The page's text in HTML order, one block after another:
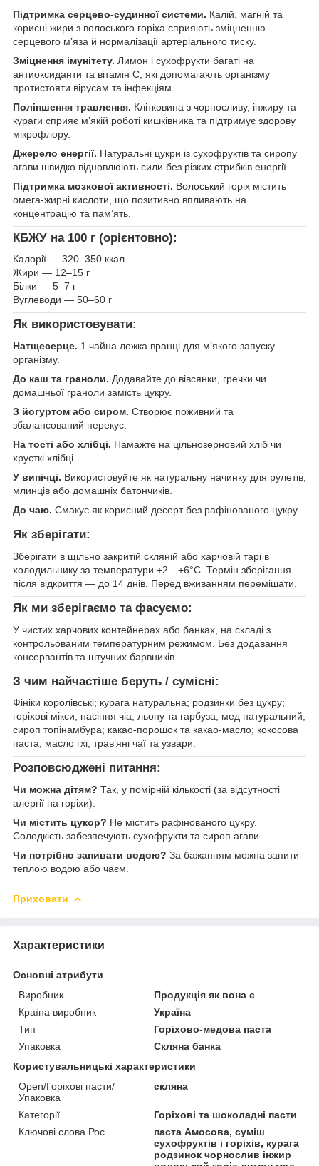
Підтримка серцево-судинної системи. Калій, магній та
корисні жири з волоського горіха сприяють зміцненню
серцевого м’яза й нормалізації артеріального тиску.
Зміцнення імунітету. Лимон і сухофрукти багаті на
антиоксиданти та вітамін С, які допомагають організму
протистояти вірусам та інфекціям.
Поліпшення травлення. Клітковина з чорносливу, інжиру та
кураги сприяє м’якій роботі кишківника та підтримує здорову
мікрофлору.
Джерело енергії. Натуральні цукри із сухофруктів та сиропу
агави швидко відновлюють сили без різких стрибків енергії.
Підтримка мозкової активності. Волоський горіх містить
омега-жирні кислоти, що позитивно впливають на
концентрацію та пам’ять.
КБЖУ на 100 г (орієнтовно):
Калорії — 320–350 ккал
Жири — 12–15 г
Білки — 5–7 г
Вуглеводи — 50–60 г
Як використовувати:
Натщесерце. 1 чайна ложка вранці для м’якого запуску
організму.
До каш та граноли. Додавайте до вівсянки, гречки чи
домашньої граноли замість цукру.
З йогуртом або сиром. Створює поживний та
збалансований перекус.
На тості або хлібці. Намажте на цільнозерновий хліб чи
хрусткі хлібці.
У випічці. Використовуйте як натуральну начинку для рулетів,
млинців або домашніх батончиків.
До чаю. Смакує як корисний десерт без рафінованого цукру.
Як зберігати:
Зберігати в щільно закритій скляній або харчовій тарі в
холодильнику за температури +2…+6°C. Термін зберігання
після відкриття — до 14 днів. Перед вживанням перемішати.
Як ми зберігаємо та фасуємо:
У чистих харчових контейнерах або банках, на складі з
контрольованим температурним режимом. Без додавання
консервантів та штучних барвників.
З чим найчастіше беруть / сумісні:
Фініки королівські; курага натуральна; родзинки без цукру;
горіхові мікси; насіння чіа, льону та гарбуза; мед натуральний;
сироп топінамбура; какао-порошок та какао-масло; кокосова
паста; масло гхі; трав’яні чаї та узвари.
Розповсюджені питання:
Чи можна дітям? Так, у помірній кількості (за відсутності
алергії на горіхи).
Чи містить цукор? Не містить рафінованого цукру.
Солодкість забезпечують сухофрукти та сироп агави.
Чи потрібно запивати водою? За бажанням можна запити
теплою водою або чаєм.
Приховати
Характеристики
Основні атрибути
Виробник
Продукція як вона є
Країна виробник
Україна
Тип
Горіхово-медова паста
Упаковка
Скляна банка
Користувальницькі характеристики
Open/Горіхові пасти/
Упаковка
скляна
Категорії
Горіхові та шоколадні пасти
Ключові слова Рос
паста Амосова, суміш
сухофруктів і горіхів, курага
родзинок чорнослив інжир